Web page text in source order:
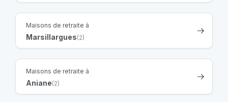
Maisons de retraite à
Marsillargues(2)
Maisons de retraite à
Aniane(2)